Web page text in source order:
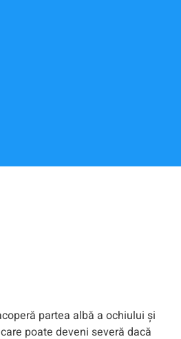
partea albă a ochiului și
poate deveni severă dacă